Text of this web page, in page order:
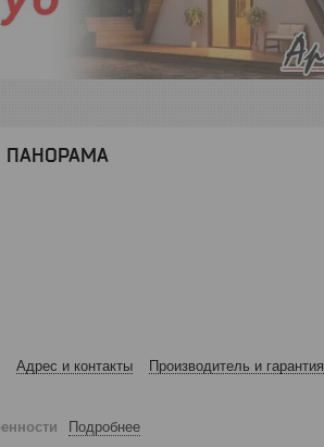
ПАНОРАМА
Адрес и контакты Производитель и гарантия
Подробнее